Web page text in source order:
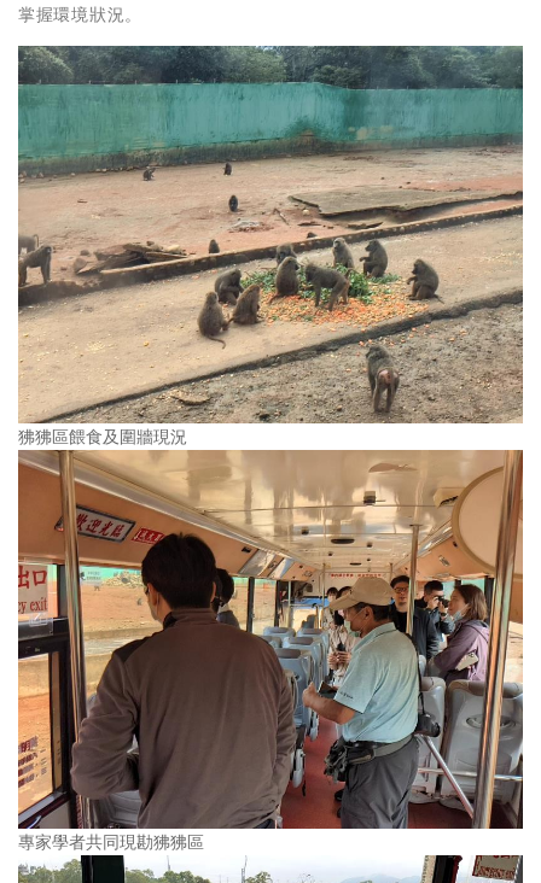
掌握環境狀況。
狒狒區餵食及圍牆現況
專家學者共同現勘狒狒區